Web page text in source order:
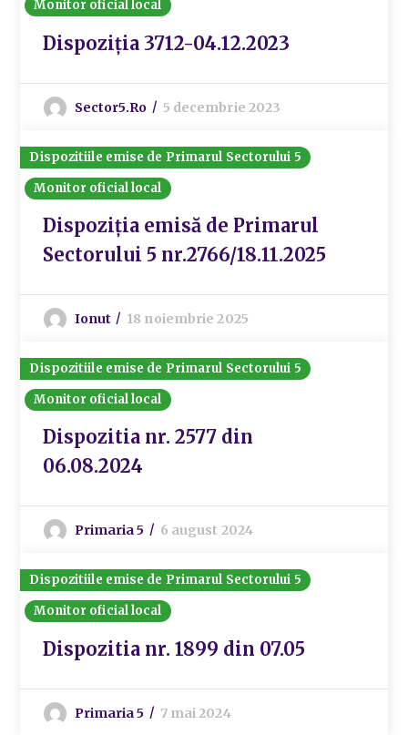
Monitor oficial local
Dispoziția 3712-04.12.2023
Sector5.ro 5 decembrie 2023
Dispozitiile emise de Primarul Sectorului 5
Monitor oficial local
Dispoziția emisă de Primarul
Sectorului 5 nr.2766/18.11.2025
Ionut 18 noiembrie 2025
Dispozitiile emise de Primarul Sectorului 5
Monitor oficial local
Dispozitia nr. 2577 din
06.08.2024
Primaria 5 6 august 2024
Dispozitiile emise de Primarul Sectorului 5
Monitor oficial local
Dispozitia nr. 1899 din 07.05
Primaria 5 7 mai 2024